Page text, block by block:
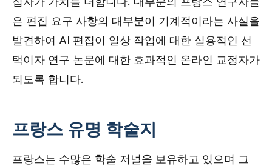
은 편집 요구 사항의 대부분이 기계적이라는 사실을
발견하여 AI 편집이 일상 작업에 대한 실용적인 선
택이자 연구 논문에 대한 효과적인 온라인 교정자가
되도록 합니다.
프랑스 유명 학술지
프랑스는 수많은 학술 저널을 보유하고 있으며 그